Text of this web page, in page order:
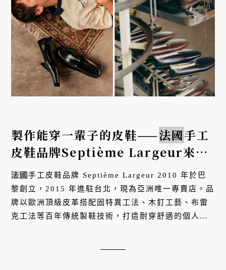
製作能穿一輩子的皮鞋——法國手工
皮鞋品牌Septième Largeur來台
十週年
法國手工皮鞋品牌 Septième Largeur 2010 年於巴
黎創立，2015 年進駐台北，現為亞洲唯一專賣店。品
牌以歐洲頂級皮革搭配固特異工法、木釘工藝、布雷
克工法等百年傳統製鞋技術，打造耐穿舒適的個人化